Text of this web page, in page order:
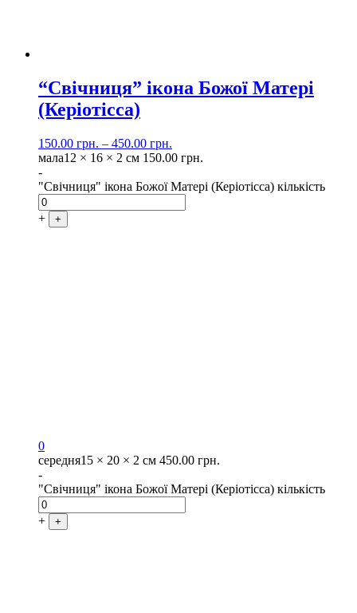
“Свічниця” ікона Божої Матері
(Керіотісса)
150.00 грн. – 450.00 грн.
мала12 × 16 × 2 см 150.00 грн.
-
"Свічниця" ікона Божої Матері (Керіотісса) кількість
+ +
0
середня15 × 20 × 2 см 450.00 грн.
-
"Свічниця" ікона Божої Матері (Керіотісса) кількість
+ +